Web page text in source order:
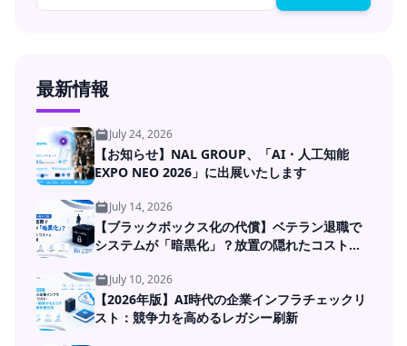
最新情報
July 24, 2026
【お知らせ】NAL GROUP、「AI・人工知能
EXPO NEO 2026」に出展いたします
July 14, 2026
【ブラックボックス化の代償】ベテラン退職で
システムが「暗黒化」？放置の隠れたコストと
July 10, 2026
【2026年版】AI時代の企業インフラチェックリ
スト：競争力を高めるレガシー刷新